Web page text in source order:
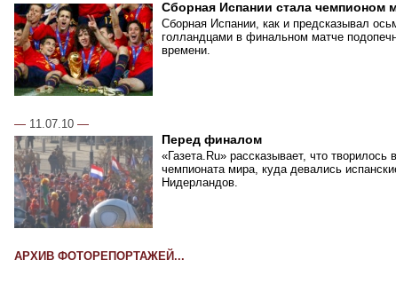
Сборная Испании стала чемпионом
Сборная Испании, как и предсказывал
голландцами в финальном матче
времени.
— 11.07.10 —
Перед финалом
«Газета.Ru» рассказывает, что
чемпионата мира, куда девались
Нидерландов.
АРХИВ ФОТОРЕПОРТАЖЕЙ...